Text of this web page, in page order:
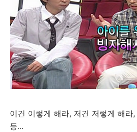
이건 이렇게 해라, 저건 저렇게 해라
등...